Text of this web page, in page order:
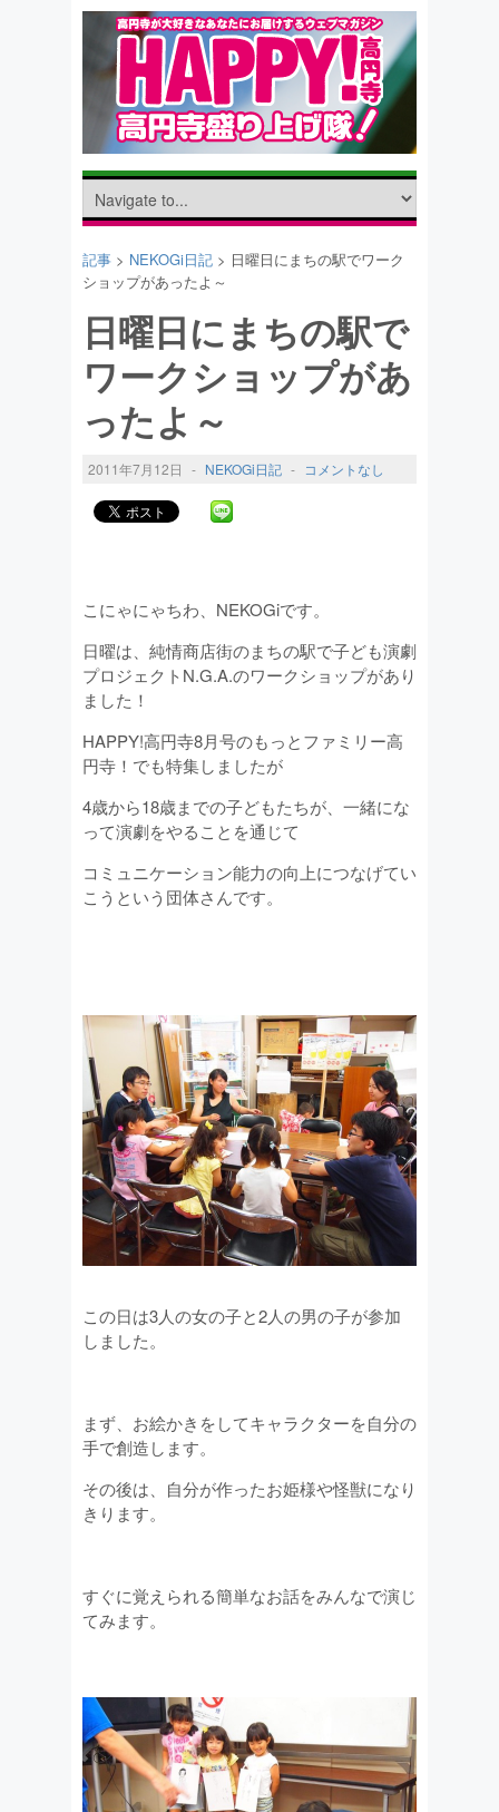
記事 > NEKOGi日記 > 日曜日にまちの駅でワーク
ショップがあったよ～
日曜日にまちの駅で
ワークショップがあ
ったよ～
2011年7月12日 - NEKOGi日記 - コメントなし
こにゃにゃちわ、NEKOGiです。
日曜は、純情商店街のまちの駅で子ども演劇
プロジェクトN.G.A.のワークショップがあり
ました！
HAPPY!高円寺8月号のもっとファミリー高
円寺！でも特集しましたが
4歳から18歳までの子どもたちが、一緒にな
って演劇をやることを通じて
コミュニケーション能力の向上につなげてい
こうという団体さんです。
この日は3人の女の子と2人の男の子が参加
しました。
まず、お絵かきをしてキャラクターを自分の
手で創造します。
その後は、自分が作ったお姫様や怪獣になり
きります。
すぐに覚えられる簡単なお話をみんなで演じ
てみます。